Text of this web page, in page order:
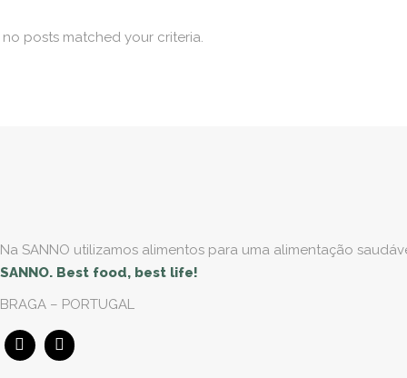
no posts matched your criteria.
Na SANNO utilizamos alimentos para uma alimentação
SANNO. Best food, best life!
BRAGA – PORTUGAL